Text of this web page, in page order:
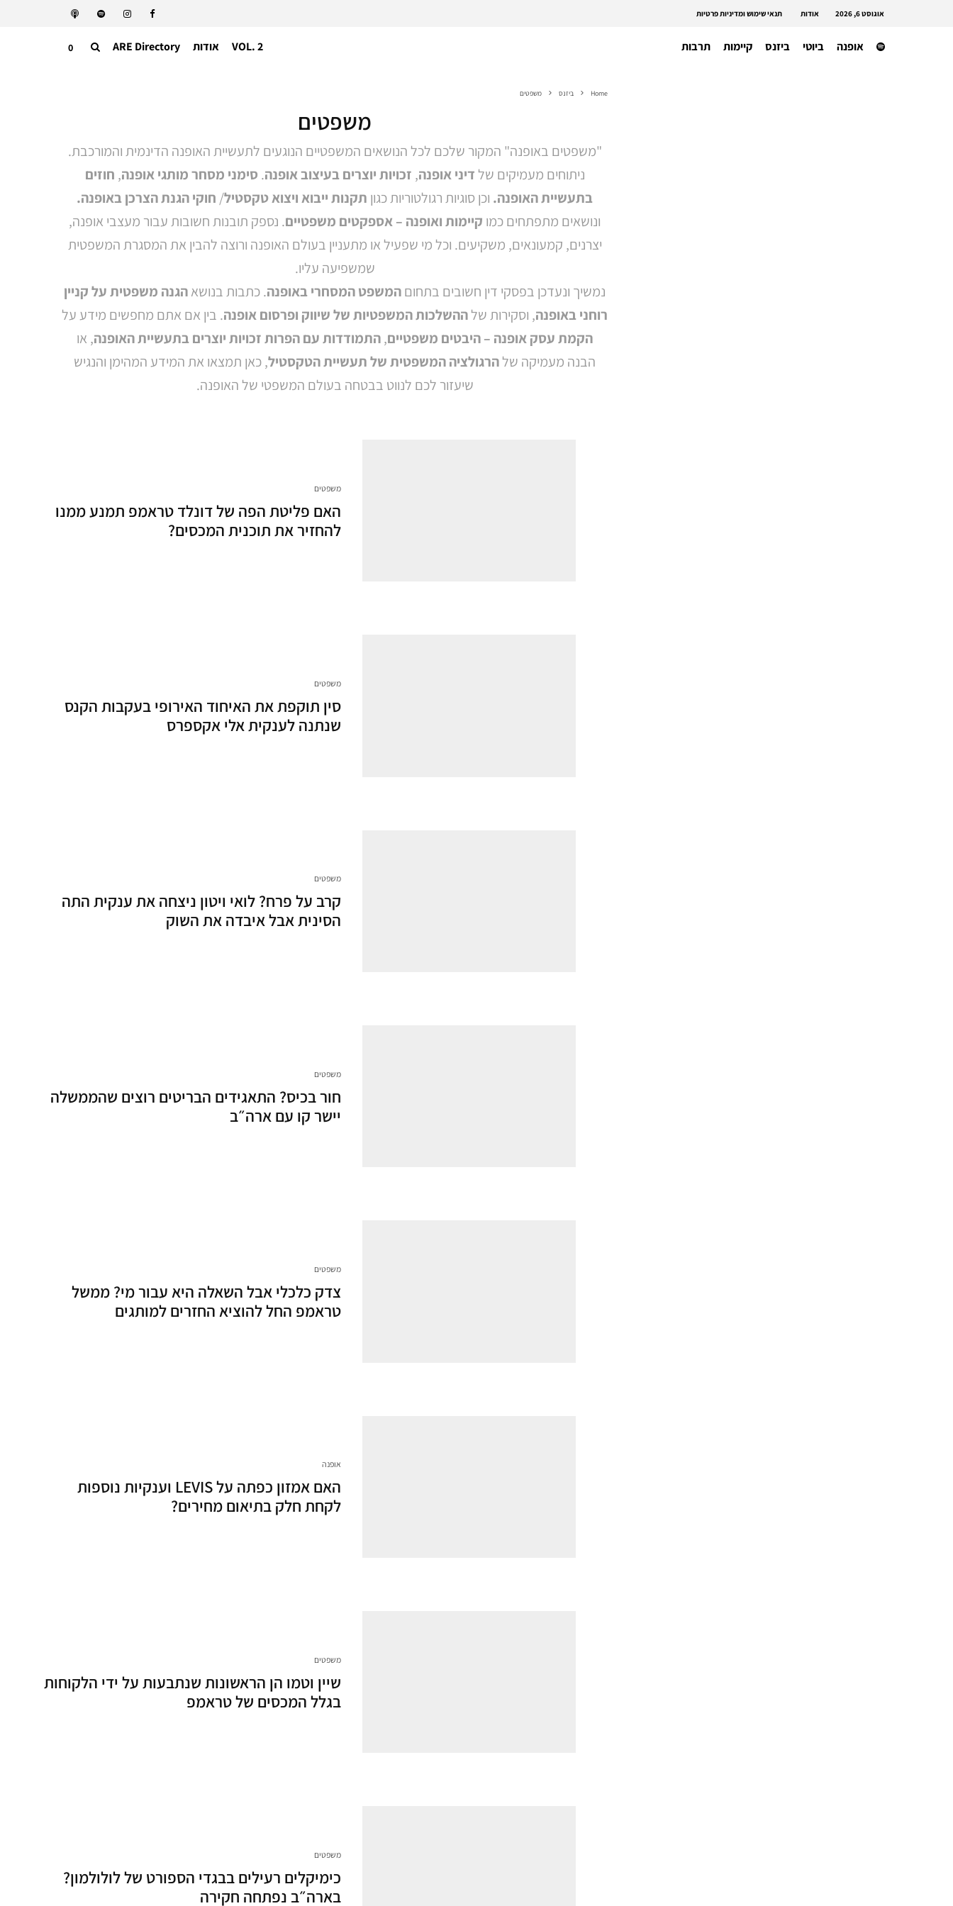
אוגוסט 6, 2026 אודות תנאי שימוש ומדיניות פרטיות
אופנה ביוטי ביזנס קיימות תרבות VOL. 2 אודות ARE Directory
0
Home ביזנס משפטים
משפטים
"משפטים באופנה" המקור שלכם לכל הנושאים המשפטיים הנוגעים לתעשיית האופנה הדינמית והמורכבת.
ניתוחים מעמיקים שלדיני אופנה, זכויות יוצרים בעיצוב אופנה. סימני מסחר מותגי אופנה, חוזים
בתעשיית האופנה. וכן סוגיות רגולטוריות כגון תקנות ייבוא ויצוא טקסטיל/ חוקי הגנת הצרכן באופנה.
ונושאים מתפתחים כמו קיימות ואופנה – אספקטים משפטיים. נספק תובנות חשובות עבור מעצבי אופנה,
יצרנים, קמעונאים, משקיעים. וכל מי שפעיל או מתעניין בעולם האופנה ורוצה להבין את המסגרת המשפטית
שמשפיעה עליו.
נמשיך ונעדכן בפסקי דין חשובים בתחוםהמשפט המסחרי באופנה. כתבות בנושאהגנה משפטית על קניין
רוחני באופנה, וסקירות שלההשלכות המשפטיות של שיווק ופרסום אופנה. בין אם אתם מחפשים מידע על
הקמת עסק אופנה – היבטים משפטיים,התמודדות עם הפרות זכויות יוצרים בתעשיית האופנה, או
הבנה מעמיקה שלהרגולציה המשפטית של תעשיית הטקסטיל, כאן תמצאו את המידע המהימן והנגיש
שיעזור לכם לנווט בבטחה בעולם המשפטי של האופנה.
משפטים
האם פליטת הפה של דונלד טראמפ תמנע ממנו
להחזיר את תוכנית המכסים?
משפטים
סין תוקפת את האיחוד האירופי בעקבות הקנס
שנתנה לענקית אלי אקספרס
משפטים
קרב על פרח? לואי ויטון ניצחה את ענקית התה
הסינית אבל איבדה את השוק
משפטים
חור בכיס? התאגידים הבריטים רוצים שהממשלה
יישר קו עם ארה״ב
משפטים
צדק כלכלי אבל השאלה היא עבור מי? ממשל
טראמפ החל להוציא החזרים למותגים
אופנה
האם אמזון כפתה על LEVIS וענקיות נוספות
לקחת חלק בתיאום מחירים?
משפטים
שיין וטמו הן הראשונות שנתבעות על ידי הלקוחות
בגלל המכסים של טראמפ
משפטים
כימיקלים רעילים בבגדי הספורט של לולולמון?
בארה״ב נפתחה חקירה